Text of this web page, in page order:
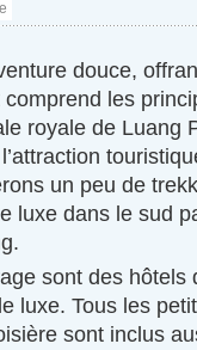
douce,
comprend les
royale de Luang
un peu de
luxe dans le sud
sont des hôtels
luxe. Tous les
sont inclus